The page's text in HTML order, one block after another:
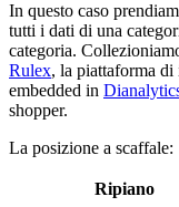
In questo caso
tutti i dati di una
categoria.
Rulex, la piattaforma
embedded in
shopper.
La posizione a scaffale:
Ripiano